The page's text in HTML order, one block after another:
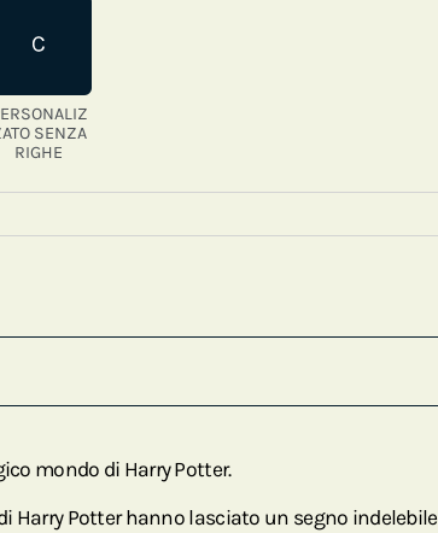
SENZA
RIGHE
mondo di Harry Potter.
Harry Potter hanno lasciato un segno indelebile